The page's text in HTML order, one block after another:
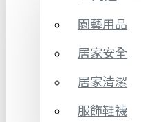
園藝用品
居家安全
居家清潔
服飾鞋襪